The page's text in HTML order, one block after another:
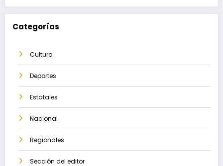
Categorías
Cultura
Deportes
Estatales
Nacional
Regionales
Sección del editor